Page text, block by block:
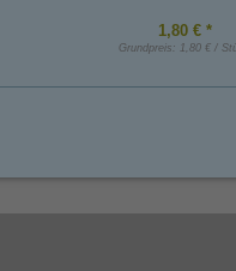
1,80 € *
Grundpreis: 1,80 € /